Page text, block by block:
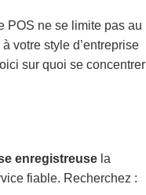
POS ne se limite pas au
votre style d’entreprise
sur quoi se concentrer
enregistreuse la
fiable. Recherchez :